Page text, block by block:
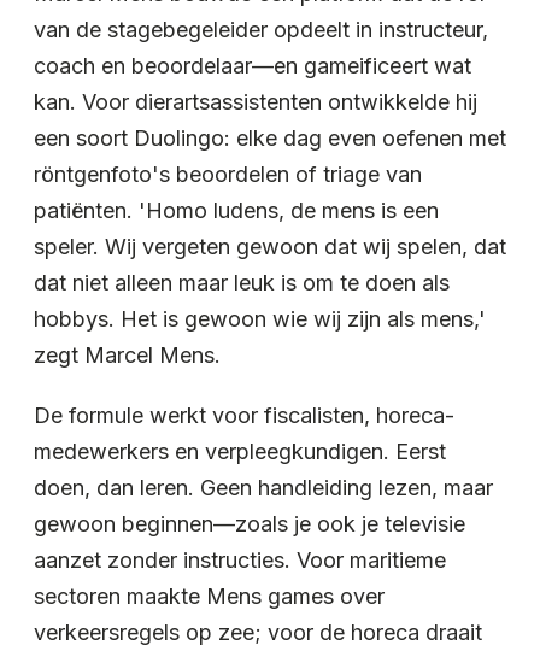
van de stagebegeleider opdeelt in instructeur,
coach en beoordelaar—en gameificeert wat
kan. Voor dierartsassistenten ontwikkelde hij
een soort Duolingo: elke dag even oefenen met
röntgenfoto's beoordelen of triage van
patiënten. 'Homo ludens, de mens is een
speler. Wij vergeten gewoon dat wij spelen, dat
dat niet alleen maar leuk is om te doen als
hobbys. Het is gewoon wie wij zijn als mens,'
zegt Marcel Mens.
De formule werkt voor fiscalisten, horeca-
medewerkers en verpleegkundigen. Eerst
doen, dan leren. Geen handleiding lezen, maar
gewoon beginnen—zoals je ook je televisie
aanzet zonder instructies. Voor maritieme
sectoren maakte Mens games over
verkeersregels op zee; voor de horeca draait